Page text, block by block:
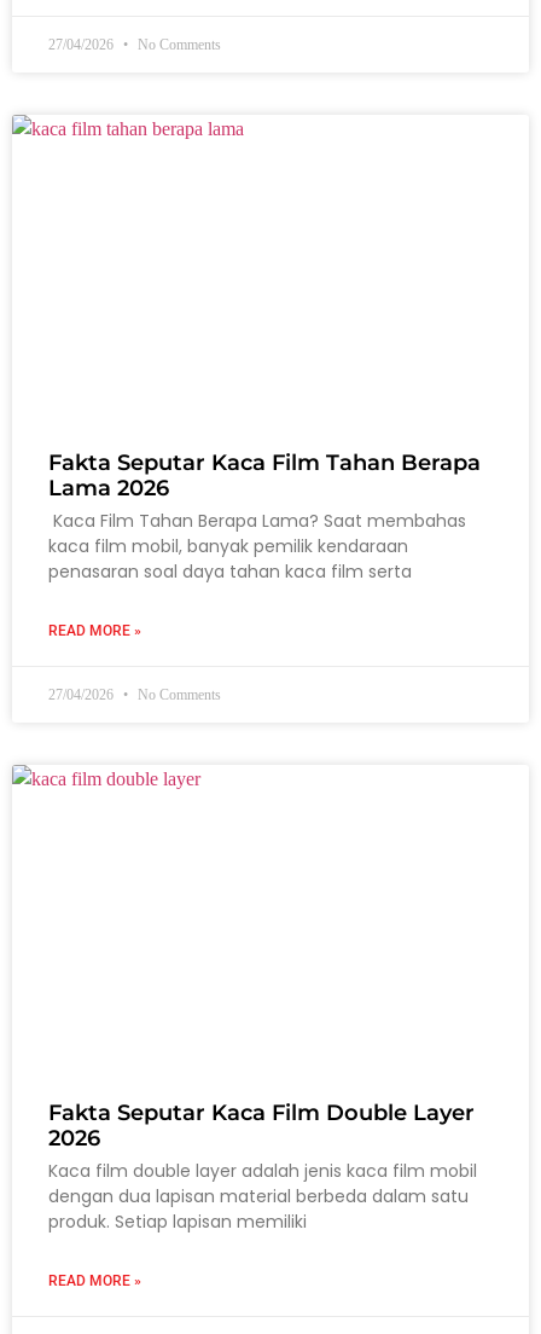
27/04/2026 No Comments
Fakta Seputar Kaca Film Tahan Berapa
Lama 2026
Kaca Film Tahan Berapa Lama? Saat membahas
kaca film mobil, banyak pemilik kendaraan
penasaran soal daya tahan kaca film serta
READ MORE »
27/04/2026 No Comments
Fakta Seputar Kaca Film Double Layer
2026
Kaca film double layer adalah jenis kaca film mobil
dengan dua lapisan material berbeda dalam satu
produk. Setiap lapisan memiliki
READ MORE »